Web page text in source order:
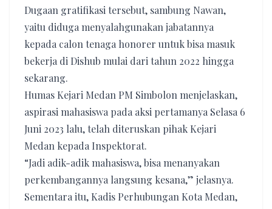
Dugaan gratifikasi tersebut, sambung Nawan,
yaitu diduga menyalahgunakan jabatannya
kepada calon tenaga honorer untuk bisa masuk
bekerja di Dishub mulai dari tahun 2022 hingga
sekarang.
Humas Kejari Medan PM Simbolon menjelaskan,
aspirasi mahasiswa pada aksi pertamanya Selasa 6
Juni 2023 lalu, telah diteruskan pihak Kejari
Medan kepada Inspektorat.
“Jadi adik-adik mahasiswa, bisa menanyakan
perkembangannya langsung kesana,” jelasnya.
Sementara itu, Kadis Perhubungan Kota Medan,